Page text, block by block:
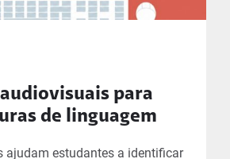
para
de linguagem
ajudam estudantes a identificar